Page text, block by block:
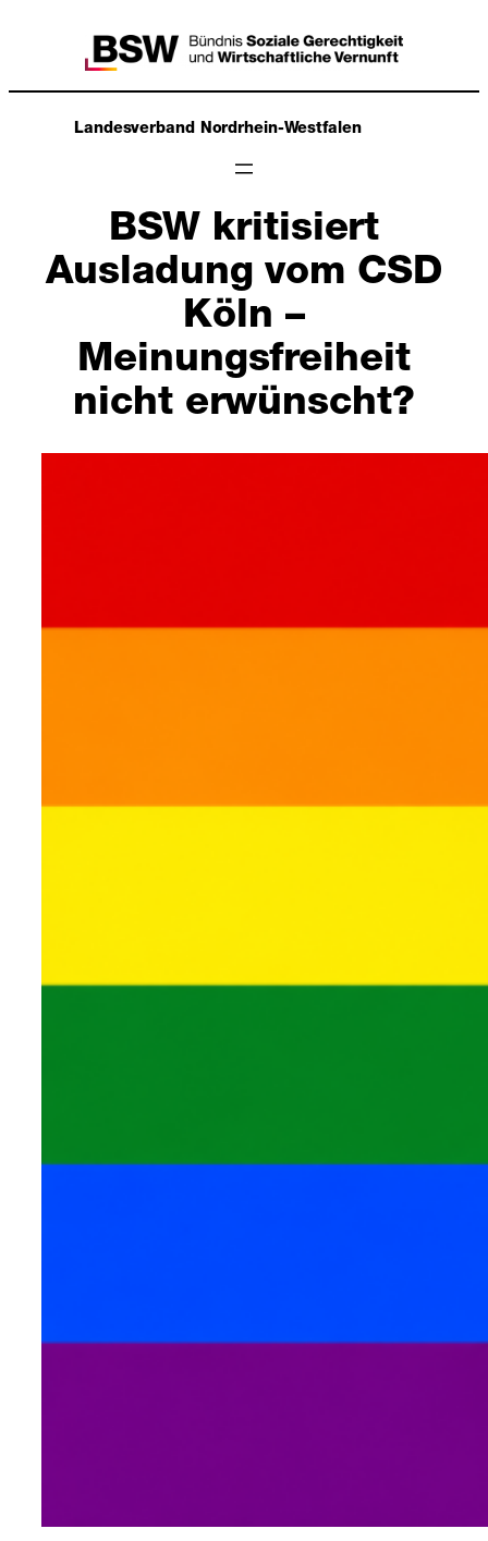
Landesverband Nordrhein-Westfalen
BSW kritisiert
Ausladung vom CSD
Köln –
Meinungsfreiheit
nicht erwünscht?